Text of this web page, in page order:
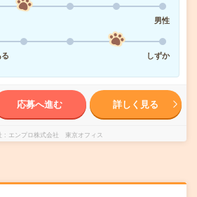
男性
しずか
応募へ進む 詳しく見る
エンプロ株式会社 東京オフィス